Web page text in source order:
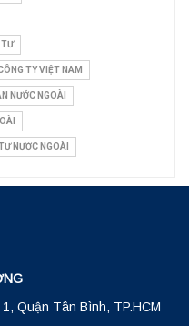
TƯ
TY VIỆT NAM
NƯỚC NGOÀI
NƯỚC NGOÀI
Quận Tân Bình, TP.HCM